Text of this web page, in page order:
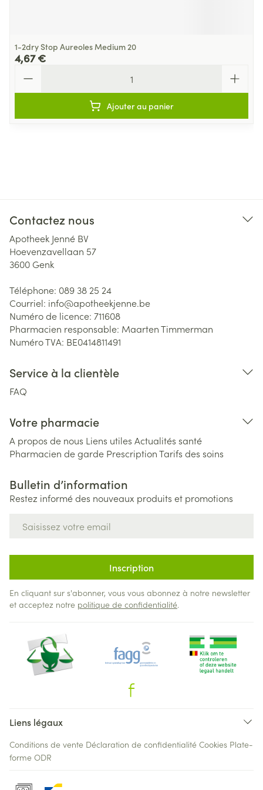
1-2dry Stop Aureoles Medium 20
4,67 €
Ajouter au panier
Contactez nous
Apotheek Jenné BV
Hoevenzavellaan 57
3600 Genk
Téléphone: 089 38 25 24
Courriel: info@apotheekjenne.be
Numéro de licence: 711608
Pharmacien responsable: Maarten Timmerman
Numéro TVA: BE0414811491
Service à la clientèle
FAQ
Votre pharmacie
A propos de nous Liens utiles Actualités santé
Pharmacien de garde PrescriptionTarifs des soins
Bulletin d’information
Restez informé des nouveaux produits et promotions
Inscription
En cliquant sur s'abonner, vous vous abonnez à notre newsletter
et acceptez notre politique de confidentialité.
Liens légaux
Conditions de vente Déclaration de confidentialité Cookies Plate-
forme ODR